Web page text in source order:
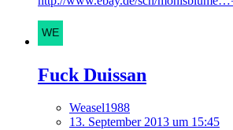
Fuck Duissan
Weasel1988
13. September 2013 um 15:45